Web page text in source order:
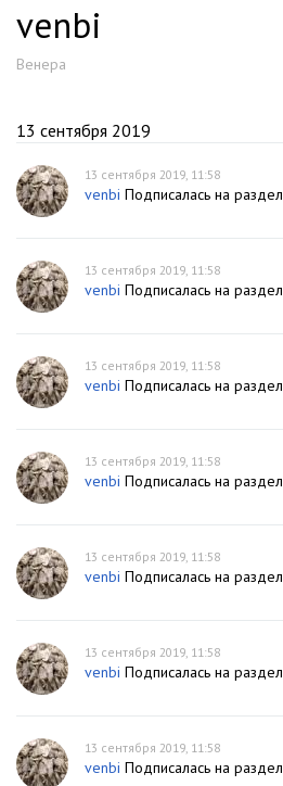
venbi
Венера
13 сентября 2019
13 сентября 2019, 11:58
venbi Подписалась на раздел
13 сентября 2019, 11:58
venbi Подписалась на раздел
13 сентября 2019, 11:58
venbi Подписалась на раздел
13 сентября 2019, 11:58
venbi Подписалась на раздел
13 сентября 2019, 11:58
venbi Подписалась на раздел
13 сентября 2019, 11:58
venbi Подписалась на раздел
13 сентября 2019, 11:58
venbi Подписалась на раздел